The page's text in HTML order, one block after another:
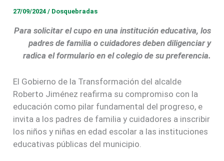
27/09/2024/ Dosquebradas
Para solicitar el cupo en una institución educativa, los
padres de familia o cuidadores deben diligenciar y
radica el formulario en el colegio de su preferencia.
El Gobierno de la Transformación del alcalde
Roberto Jiménez reafirma su compromiso con la
educación como pilar fundamental del progreso, e
invita a los padres de familia y cuidadores a inscribir
los niños y niñas en edad escolar a las instituciones
educativas públicas del municipio.